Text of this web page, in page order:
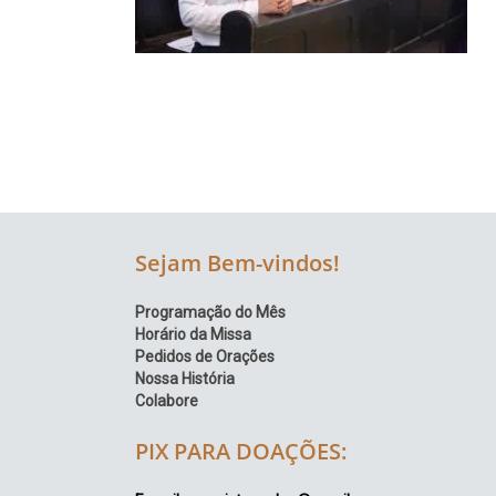
Região
Episcopal
Sejam Bem-vindos!
Programação do Mês
Horário da Missa
Pedidos de Orações
Nossa História
Colabore
PIX PARA DOAÇÕES: